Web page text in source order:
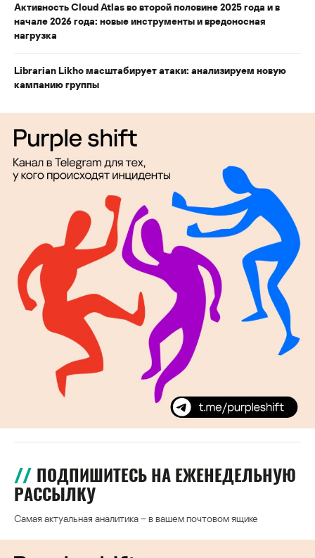
Активность Cloud Atlas во второй половине 2025 года и в
начале 2026 года: новые инструменты и вредоносная
нагрузка
Librarian Likho масштабирует атаки: анализируем новую
кампанию группы
ПОДПИШИТЕСЬ НА ЕЖЕНЕДЕЛЬНУЮ
РАССЫЛКУ
Самая актуальная аналитика – в вашем почтовом ящике